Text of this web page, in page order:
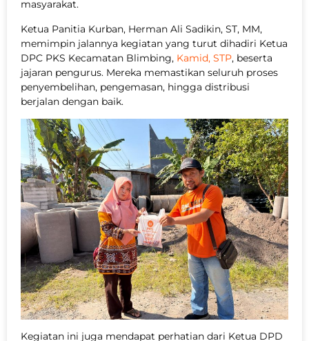
masyarakat.
Ketua Panitia Kurban, Herman Ali Sadikin, ST, MM,
memimpin jalannya kegiatan yang turut dihadiri Ketua
DPC PKS Kecamatan Blimbing, Kamid, STP, beserta
jajaran pengurus. Mereka memastikan seluruh proses
penyembelihan, pengemasan, hingga distribusi
berjalan dengan baik.
Kegiatan ini juga mendapat perhatian dari Ketua DPD